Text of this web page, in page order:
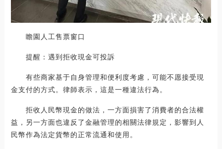
瞻園人工售票窗口
提醒：遇到拒收現金可投訴
有些商家基于自身管理和便利度考慮，可能不愿接受現
金支付的方式。律師表示，這是一種違法行為。
拒收人民幣現金的做法，一方面損害了消費者的合法權
益，另一方面也違反了金融管理的相關法律規定，影響到人
民幣作為法定貨幣的正常流通和使用。